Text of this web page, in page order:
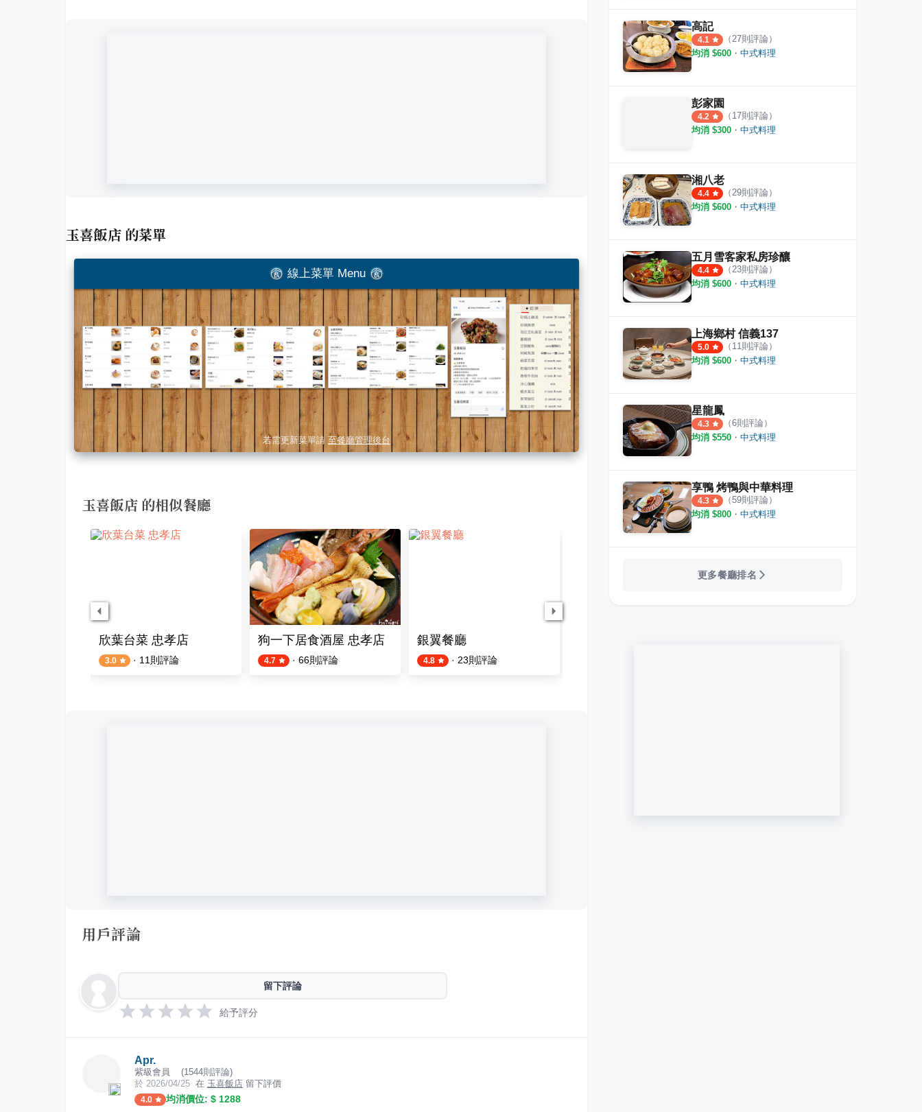
玉喜飯店的菜單
線上菜單 Menu
若需更新菜單請 至餐廳管理後台
玉喜飯店 的相似餐廳
欣葉台菜 忠孝店
3.0 · 11 則評論
狗一下居食酒屋 忠孝店
4.7 · 66則評論
銀翼餐廳
4.8 · 23則評論
用戶評論
留下評論
給予評分
Apr.
紫級會員 (1544則評論)
於 2026/04/25 在 玉喜飯店 留下評價
4.0 均消價位: $ 1288
高記
4.1 （27則評論）
均消 $600 ・ 中式料理
彭家園
4.2 （ 17則評論）
均消 $300 ・ 中式料理
湘八老
4.4 （29則評論）
均消 $600 ・ 中式料理
五月雪客家私房珍釀
4.4 （23則評論）
均消 $600 ・ 中式料理
上海鄉村 信義137
5.0 （ 11則評論）
均消 $600 ・ 中式料理
星龍鳳
4.3 （6則評論）
均消 $550 ・ 中式料理
享鴨 烤鴨與中華料理
4.3 （59則評論）
均消 $800 ・ 中式料理
更多餐廳排名